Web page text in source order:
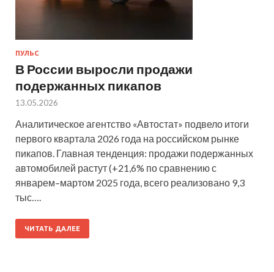
ПУЛЬС
В России выросли продажи
подержанных пикапов
13.05.2026
Аналитическое агентство «Автостат» подвело итоги
первого квартала 2026 года на российском рынке
пикапов. Главная тенденция: продажи подержанных
автомобилей растут (+21,6% по сравнению с
январем–мартом 2025 года, всего реализовано 9,3
тыс….
ЧИТАТЬ ДАЛЕЕ